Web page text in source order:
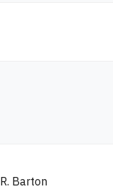
R. Barton